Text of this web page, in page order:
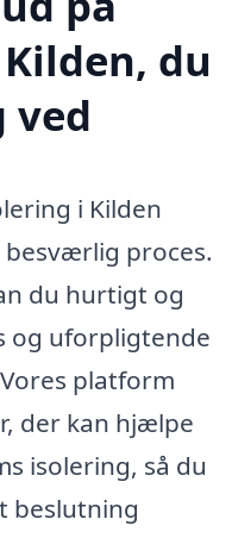
du
i Kilden
proces.
du hurtigt og
og uforpligtende
platform
der kan hjælpe
isolering, så du
beslutning